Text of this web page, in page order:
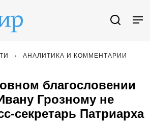
АНАЛИТИКА И КОММЕНТАРИИ
благословении
Грозному не
секретарь Патриарха